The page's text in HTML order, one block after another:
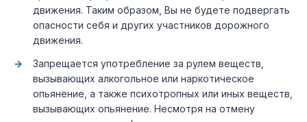
движения. Таким образом, Вы не будете подвергать
опасности себя и других участников дорожного
движения.
Запрещается употребление за рулем веществ,
вызывающих алкогольное или наркотическое
опьянение, а также психотропных или иных веществ,
вызывающих опьянение. Несмотря на отмену